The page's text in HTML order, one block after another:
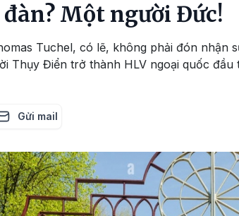
đàn? Một người Đức!
Tuchel, có lẽ, không phải đón nhận
Thụy Điển trở thành HLV ngoại quốc đầu
Gửi mail